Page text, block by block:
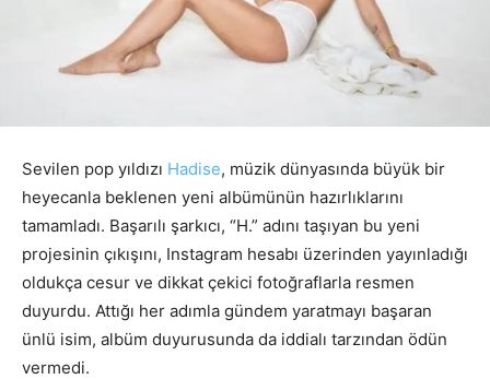
Sevilen pop yıldızı Hadise, müzik dünyasında büyük bir
heyecanla beklenen yeni albümünün hazırlıklarını
tamamladı. Başarılı şarkıcı, “H.” adını taşıyan bu yeni
projesinin çıkışını, Instagram hesabı üzerinden yayınladığı
oldukça cesur ve dikkat çekici fotoğraflarla resmen
duyurdu. Attığı her adımla gündem yaratmayı başaran
ünlü isim, albüm duyurusunda da iddialı tarzından ödün
vermedi.